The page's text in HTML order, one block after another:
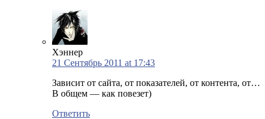
Хэннер
21 Сентябрь 2011 at 17:43
Зависит от сайта, от показателей, от контента, от…
В общем — как повезет)
Ответить